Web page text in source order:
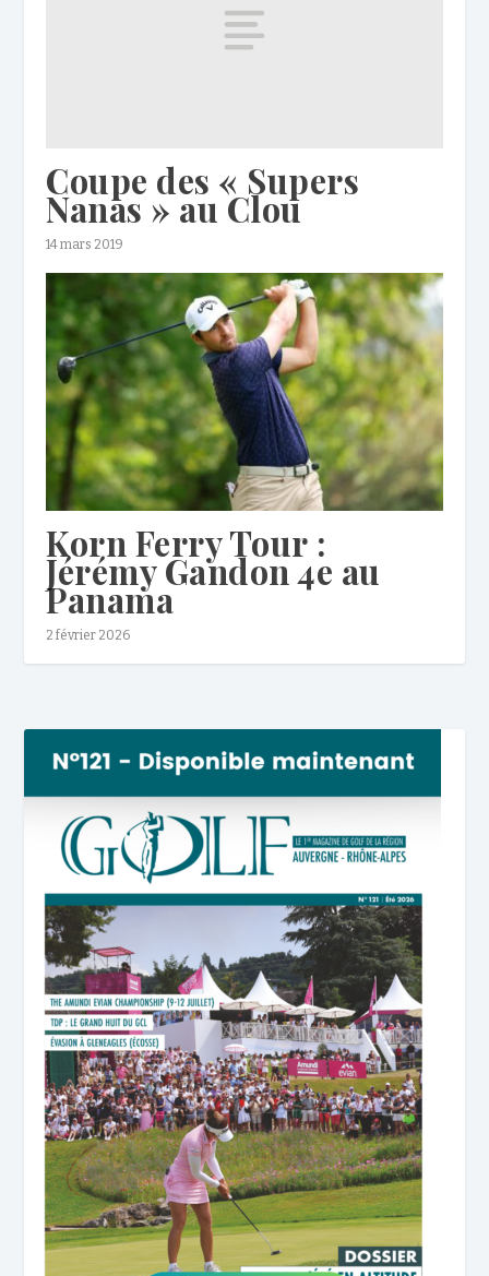
Coupe des « Supers
Nanas » au Clou
14 mars 2019
Korn Ferry Tour :
Jérémy Gandon 4e au
Panama
2 février 2026